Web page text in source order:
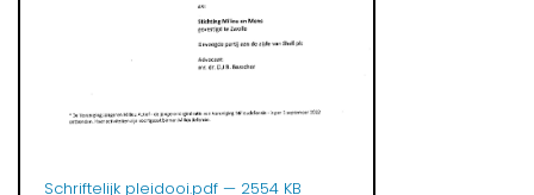
Schriftelijk pleidooi.pdf — 2554 KB